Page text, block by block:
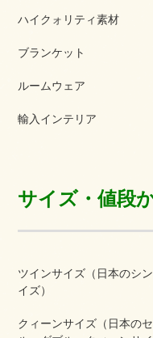
ハイクォリティ素材
ブランケット
ルームウェア
輸入インテリア
サイズ・値段
ツインサイズ（日本のシ
イズ）
クィーンサイズ（日本の